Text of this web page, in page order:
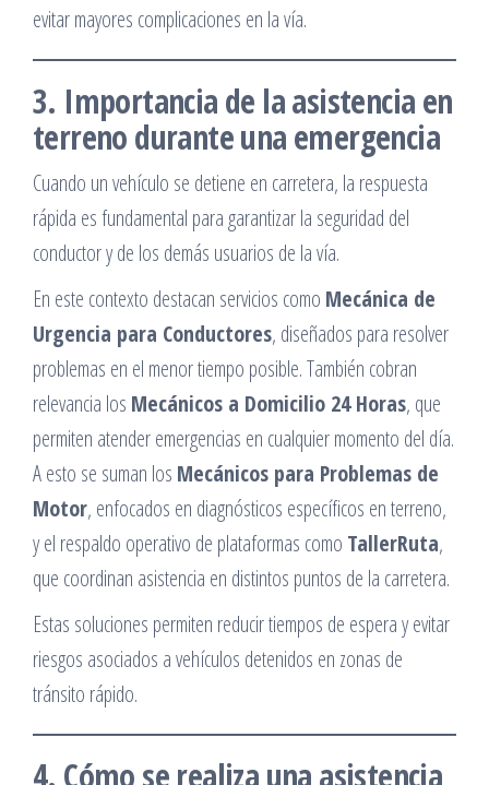
evitar mayores complicaciones en la vía.
3. Importancia de la asistencia en
terreno durante una emergencia
Cuando un vehículo se detiene en carretera, la respuesta
rápida es fundamental para garantizar la seguridad del
conductor y de los demás usuarios de la vía.
En este contexto destacan servicios como Mecánica de
Urgencia para Conductores, diseñados para resolver
problemas en el menor tiempo posible. También cobran
relevancia los Mecánicos a Domicilio 24 Horas, que
permiten atender emergencias en cualquier momento del día.
A esto se suman los Mecánicos para Problemas de
Motor, enfocados en diagnósticos específicos en terreno,
y el respaldo operativo de plataformas como TallerRuta,
que coordinan asistencia en distintos puntos de la carretera.
Estas soluciones permiten reducir tiempos de espera y evitar
riesgos asociados a vehículos detenidos en zonas de
tránsito rápido.
4. Cómo se realiza una asistencia